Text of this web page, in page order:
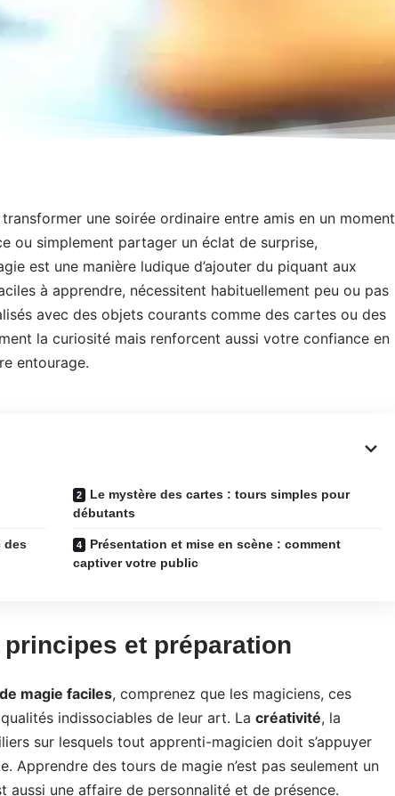
une soirée ordinaire entre amis en un moment
ou simplement partager un éclat de surprise,
est une manière ludique d’ajouter du piquant aux
à apprendre, nécessitent habituellement peu ou pas
avec des objets courants comme des cartes ou des
la curiosité mais renforcent aussi votre confiance en
entourage.
Le mystère des cartes : tours simples pour
débutants
des
Présentation et mise en scène : comment
captiver votre public
et préparation
magie faciles, comprenez que les magiciens, ces
indissociables de leur art. La créativité, la
sur lesquels tout apprenti-magicien doit s’appuyer
Apprendre des tours de magie n’est pas seulement un
aussi une affaire de personnalité et de présence.